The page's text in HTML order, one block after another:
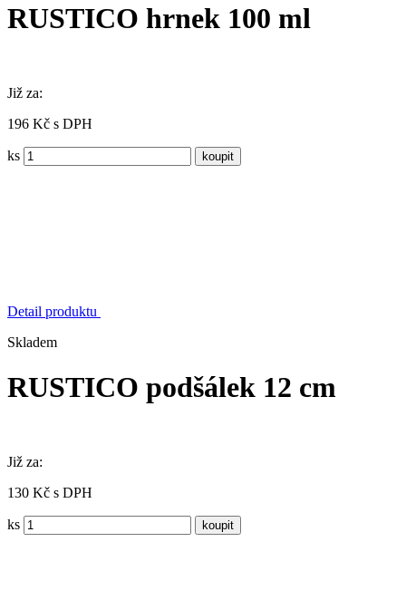
RUSTICO hrnek 100 ml
Již za:
196 Kč s DPH
ks
Detail produktu
Skladem
RUSTICO podšálek 12 cm
Již za:
130 Kč s DPH
ks